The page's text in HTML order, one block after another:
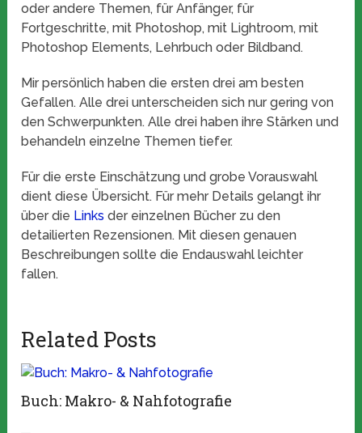
oder andere Themen, für Anfänger, für
Fortgeschritte, mit Photoshop, mit Lightroom, mit
Photoshop Elements, Lehrbuch oder Bildband.
Mir persönlich haben die ersten drei am besten
Gefallen. Alle drei unterscheiden sich nur gering von
den Schwerpunkten. Alle drei haben ihre Stärken und
behandeln einzelne Themen tiefer.
Für die erste Einschätzung und grobe Vorauswahl
dient diese Übersicht. Für mehr Details gelangt ihr
über die Links der einzelnen Bücher zu den
detailierten Rezensionen. Mit diesen genauen
Beschreibungen sollte die Endauswahl leichter
fallen.
Related Posts
Buch: Makro- & Nahfotografie